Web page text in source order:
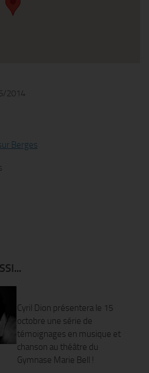
2014
Berges
Cyril Dion présentera le 15
octobre une série de
témoignages en musique et
chanson au théâtre du
Gymnase Marie Bell !